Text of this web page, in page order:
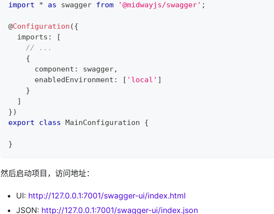
import
* as swagger from '@midwayjs/swagger' ;
@Configuration ({
  imports
:
[
// ...
{
      component
: swagger,
      enabledEnvironment
: [ 'local' ]
}
]
})
export
class MainConfiguration {
}
然后启动项目，访问地址：
UI: http://127.0.0.1:7001/swagger-ui/index.html
JSON: http://127.0.0.1:7001/swagger-ui/index.json